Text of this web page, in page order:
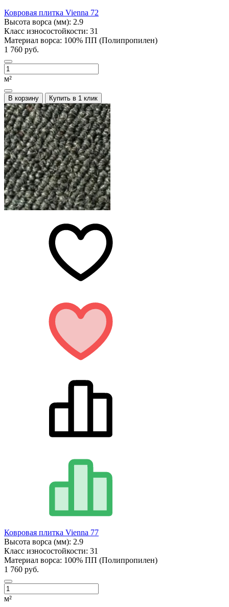
Ковровая плитка Vienna 72
Высота ворса (мм): 2.9
Класс износостойкости: 31
Материал ворса: 100% ПП (Полипропилен)
1 760 руб.
м²
В корзину Купить в 1 клик
Ковровая плитка Vienna 77
Высота ворса (мм): 2.9
Класс износостойкости: 31
Материал ворса: 100% ПП (Полипропилен)
1 760 руб.
м²